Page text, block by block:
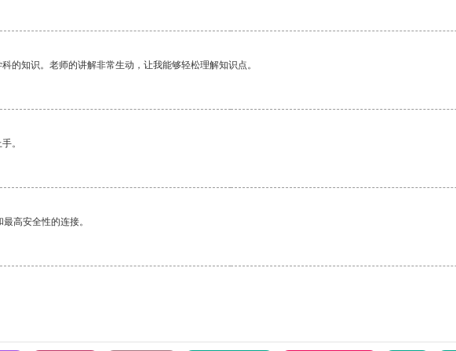
的知识。老师的讲解非常生动，让我能够轻松理解知识点。
。
高安全性的连接。